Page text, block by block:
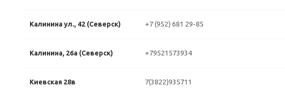
Калинина ул., 42 (Северск) +7 (952) 681 29-85
Калинина, 26а (Северск) +79521573934
Киевская 28в 7(3822)935711